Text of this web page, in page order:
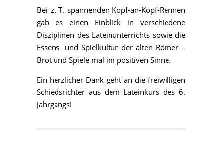
Bei z. T. spannenden Kopf-an-Kopf-Rennen
gab es einen Einblick in verschiedene
Disziplinen des Lateinunterrichts sowie die
Essens- und Spielkultur der alten Römer –
Brot und Spiele mal im positiven Sinne.
Ein herzlicher Dank geht an die freiwilligen
Schiedsrichter aus dem Lateinkurs des 6.
Jahrgangs!